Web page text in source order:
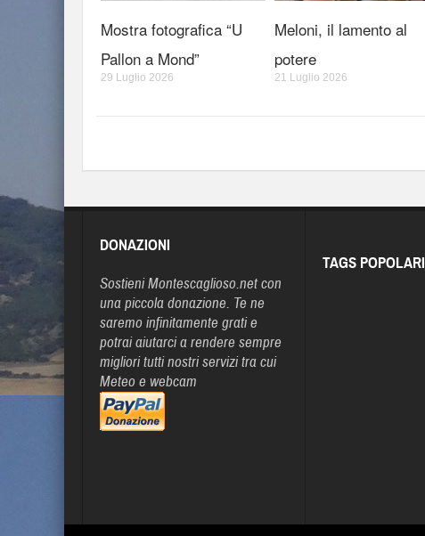
Mostra fotografica “U
Pallon a Mond”
29 Luglio 2026
Meloni, il lamento al
potere
21 Luglio 2026
DONAZIONI
Sostieni Montescaglioso.net con
una piccola donazione. Te ne
saremo infinitamente grati e
potrai aiutarci a rendere sempre
migliori tutti nostri servizi tra cui
Meteo e webcam
TAGS POPOLARI